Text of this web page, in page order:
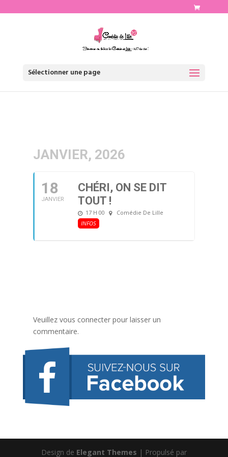
Sélectionner une page
JANVIER, 2026
18
JANVIER
CHÉRI, ON SE DIT
TOUT !
17 H 00
Comédie De Lille
INFOS
Veuillez vous connecter pour laisser un
commentaire.
Design de Elegant Themes | Propulsé par